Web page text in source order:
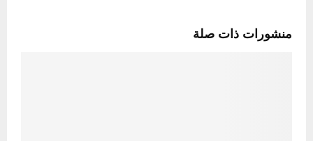
منشورات ذات صلة